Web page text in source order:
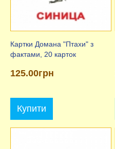
Картки Домана "Птахи" з
фактами, 20 карток
125.00грн
Купити